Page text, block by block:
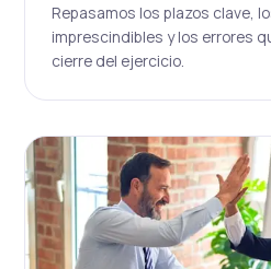
Repasamos los plazos clave,
imprescindibles y los errores
cierre del ejercicio.